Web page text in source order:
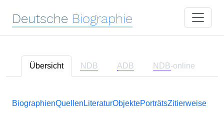
Deutsche Biographie
Übersicht NDB ADB NDB-online
BiographienQuellen LiteraturObjektePorträtsZitierweise